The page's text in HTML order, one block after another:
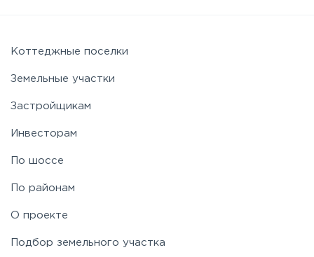
Коттеджные поселки
Земельные участки
Застройщикам
Инвесторам
По шоссе
По районам
О проекте
Подбор земельного участка